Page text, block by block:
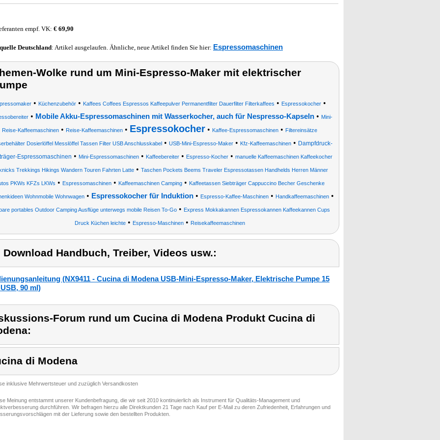
empf. VK: € 69,90
Deutschland: Artikel ausgelaufen. Ähnliche, neue Artikel finden Sie hier: Espressomaschinen
Wolke rund um Mini-Espresso-Maker mit elektrischer
• Küchenzubehör • Kaffees Coffees Espressos Kaffeepulver Permanentfilter Dauerfilter Filterkaffees • Espressokocher •
• Mobile Akku-Espressomaschinen mit Wasserkocher, auch für Nespresso-Kapseln• Mini-
Reise-Kaffeemaschinen • Reise-Kaffeemaschinen • Espressokocher • Kaffee-Espressomaschinen • Filtereinsätze
Dosierlöffel Messlöffel Tassen Filter USB Anschlusskabel• USB-Mini-Espresso-Maker• Kfz-Kaffeemaschinen• Dampfdruck-
Espressomaschinen • Mini-Espressomaschinen• Kaffeebereiter• Espresso-Kocher• manuelle Kaffeemaschinen Kaffeekocher
Trekkings Hikings Wandern Touren Fahrten Latte• Taschen Pockets Beems Traveler Espressotassen Handhelds Herren Männer
PKWs KFZs LKWs • Espressomaschinen• Kaffeemaschinen Camping• Kaffeetassen Siebträger Cappuccino Becher Geschenke
Wohnmobile Wohnwagen • Espressokocher für Induktion • Espresso-Kaffee-Maschinen • Handkaffeemaschinen •
portables Outdoor Camping Ausflüge unterwegs mobile Reisen To-Go• Express Mokkakannen Espressokannen Kaffeekannen Cups
Druck Küchen leichte• Espresso-Maschinen• Reisekaffeemaschinen
Download Handbuch, Treiber, Videos usw.:
(NX9411 - Cucina di Modena USB-Mini-Espresso-Maker, Elektrische Pumpe 15
90 ml)
Forum rund um Cucina di Modena Produkt Cucina di
di Modena
inklusive Mehrwertsteuer und zuzüglich Versandkosten
Meinung entstammt unserer Kundenbefragung, die wir seit 2010 kontinuierlich als Instrument für Qualitäts-Management und
durchführen. Wir befragen hierzu alle Direktkunden 21 Tage nach Kauf per E-Mail zu deren Zufriedenheit, Erfahrungen und
mit der Lieferung sowie den bestellten Produkten.